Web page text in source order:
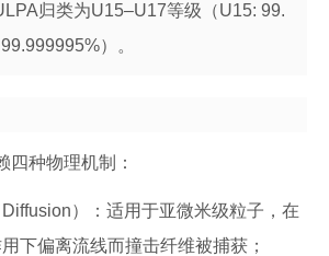
归类为U15–U17等级（U15: 99.
）。
四种物理机制：
Diffusion）：适用于亚微米级粒子，在
下偏离流线而撞击纤维被捕获；